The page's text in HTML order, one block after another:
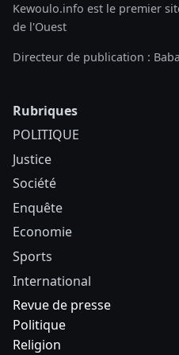
Kewoulo.info est le premier
de l'Ouest
Directeur de publication :
Rubriques
POLITIQUE
Justice
Société
Enquête
Economie
Sports
International
Revue de presse
Politique
Religion